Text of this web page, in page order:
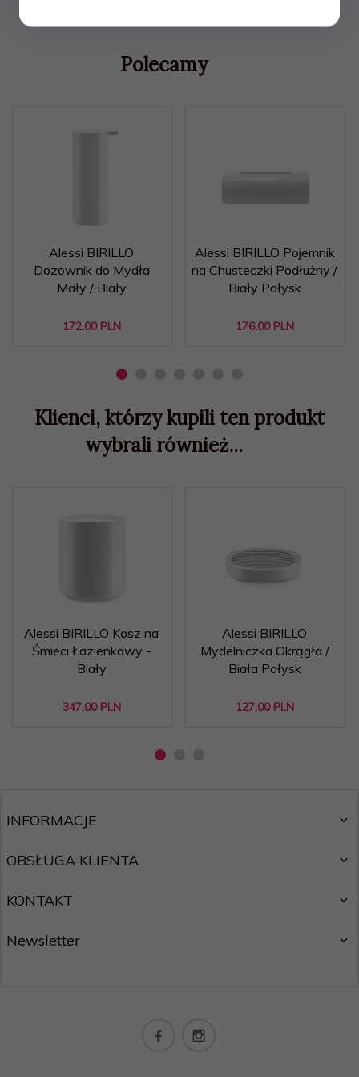
Polecamy
Alessi BIRILLO
Dozownik do Mydła
Mały / Biały
172,00 PLN
Alessi BIRILLO Pojemnik
na Chusteczki Podłużny /
Biały Połysk
176,00 PLN
Klienci, którzy kupili ten produkt
wybrali również...
Alessi BIRILLO Kosz na
Śmieci Łazienkowy -
Biały
347,00 PLN
Alessi BIRILLO
Mydelniczka Okrągła /
Biała Połysk
127,00 PLN
INFORMACJE
OBSŁUGA KLIENTA
KONTAKT
Newsletter